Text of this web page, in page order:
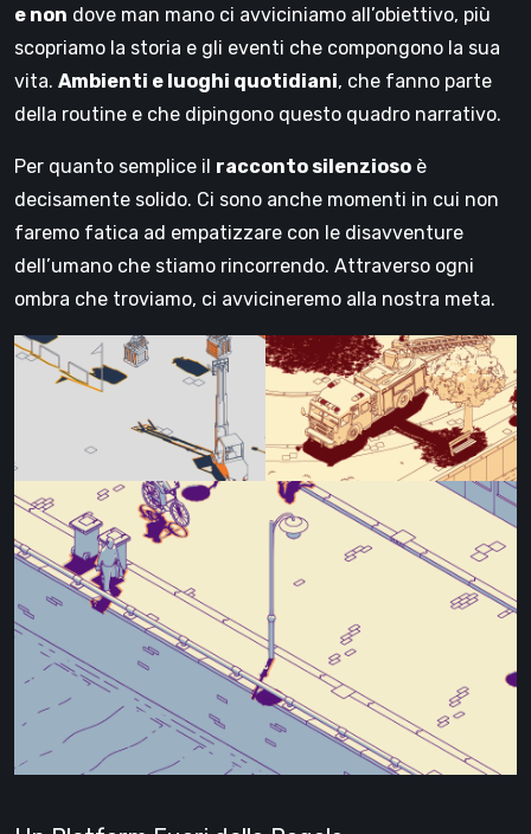
e non dove man mano ci avviciniamo all’obiettivo, più
scopriamo la storia e gli eventi che compongono la sua
vita. Ambienti e luoghi quotidiani, che fanno parte
della routine e che dipingono questo quadro narrativo.
Per quanto semplice il racconto silenzioso è
decisamente solido. Ci sono anche momenti in cui non
faremo fatica ad empatizzare con le disavventure
dell’umano che stiamo rincorrendo. Attraverso ogni
ombra che troviamo, ci avvicineremo alla nostra meta.